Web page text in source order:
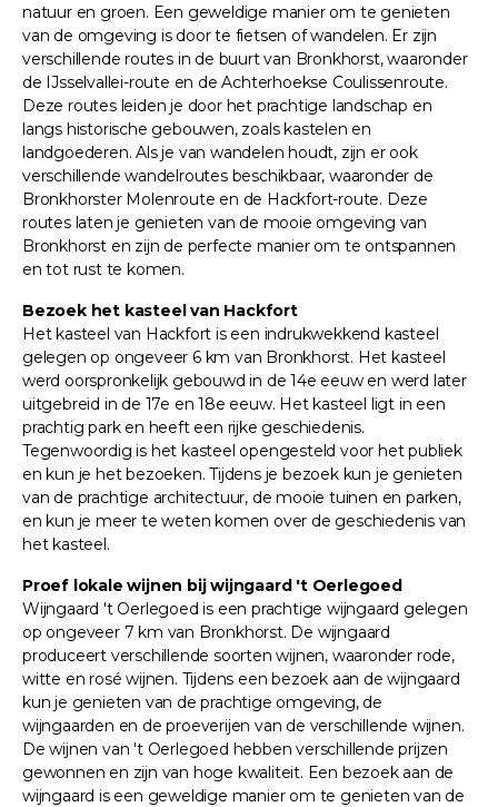
natuur en groen. Een geweldige manier om te genieten
van de omgeving is door te fietsen of wandelen. Er zijn
verschillende routes in de buurt van Bronkhorst, waaronder
de IJsselvallei-route en de Achterhoekse Coulissenroute.
Deze routes leiden je door het prachtige landschap en
langs historische gebouwen, zoals kastelen en
landgoederen. Als je van wandelen houdt, zijn er ook
verschillende wandelroutes beschikbaar, waaronder de
Bronkhorster Molenroute en de Hackfort-route. Deze
routes laten je genieten van de mooie omgeving van
Bronkhorst en zijn de perfecte manier om te ontspannen
en tot rust te komen.
Bezoek het kasteel van Hackfort
Het kasteel van Hackfort is een indrukwekkend kasteel
gelegen op ongeveer 6 km van Bronkhorst. Het kasteel
werd oorspronkelijk gebouwd in de 14e eeuw en werd later
uitgebreid in de 17e en 18e eeuw. Het kasteel ligt in een
prachtig park en heeft een rijke geschiedenis.
Tegenwoordig is het kasteel opengesteld voor het publiek
en kun je het bezoeken. Tijdens je bezoek kun je genieten
van de prachtige architectuur, de mooie tuinen en parken,
en kun je meer te weten komen over de geschiedenis van
het kasteel.
Proef lokale wijnen bij wijngaard 't Oerlegoed
Wijngaard 't Oerlegoed is een prachtige wijngaard gelegen
op ongeveer 7 km van Bronkhorst. De wijngaard
produceert verschillende soorten wijnen, waaronder rode,
witte en rosé wijnen. Tijdens een bezoek aan de wijngaard
kun je genieten van de prachtige omgeving, de
wijngaarden en de proeverijen van de verschillende wijnen.
De wijnen van 't Oerlegoed hebben verschillende prijzen
gewonnen en zijn van hoge kwaliteit. Een bezoek aan de
wijngaard is een geweldige manier om te genieten van de